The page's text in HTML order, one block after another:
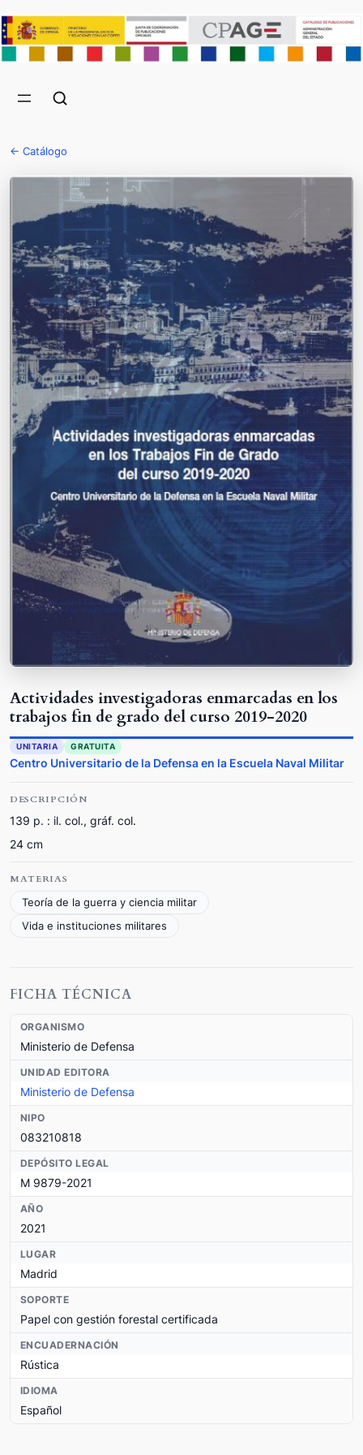
← Catálogo
Actividades investigadoras enmarcadas en los
trabajos fin de grado del curso 2019-2020
UNITARIA GRATUITA
Centro Universitario de la Defensa en la Escuela Naval Militar
DESCRIPCIÓN
139 p. : il. col., gráf. col.
24 cm
MATERIAS
Teoría de la guerra y ciencia militar
Vida e instituciones militares
FICHA TÉCNICA
ORGANISMO
Ministerio de Defensa
UNIDAD EDITORA
Ministerio de Defensa
NIPO
083210818
DEPÓSITO LEGAL
M 9879-2021
AÑO
2021
LUGAR
Madrid
SOPORTE
Papel con gestión forestal certificada
ENCUADERNACIÓN
Rústica
IDIOMA
Español